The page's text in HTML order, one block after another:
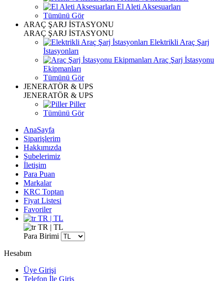
El Aleti Aksesuarları
Tümünü Gör
ARAÇ ŞARJ İSTASYONU
ARAÇ ŞARJ İSTASYONU
Elektrikli Araç Şarj
İstasyonları
Araç Şarj İstasyonu
Ekipmanları
Tümünü Gör
JENERATÖR & UPS
JENERATÖR & UPS
Piller
Tümünü Gör
AnaSayfa
Siparişlerim
Hakkımızda
Şubelerimiz
İletişim
Para Puan
Markalar
KRC Toptan
Fiyat Listesi
Favoriler
TR | TL
TR | TL
Para Birimi
Hesabım
Üye Girişi
Telefon İle Giriş